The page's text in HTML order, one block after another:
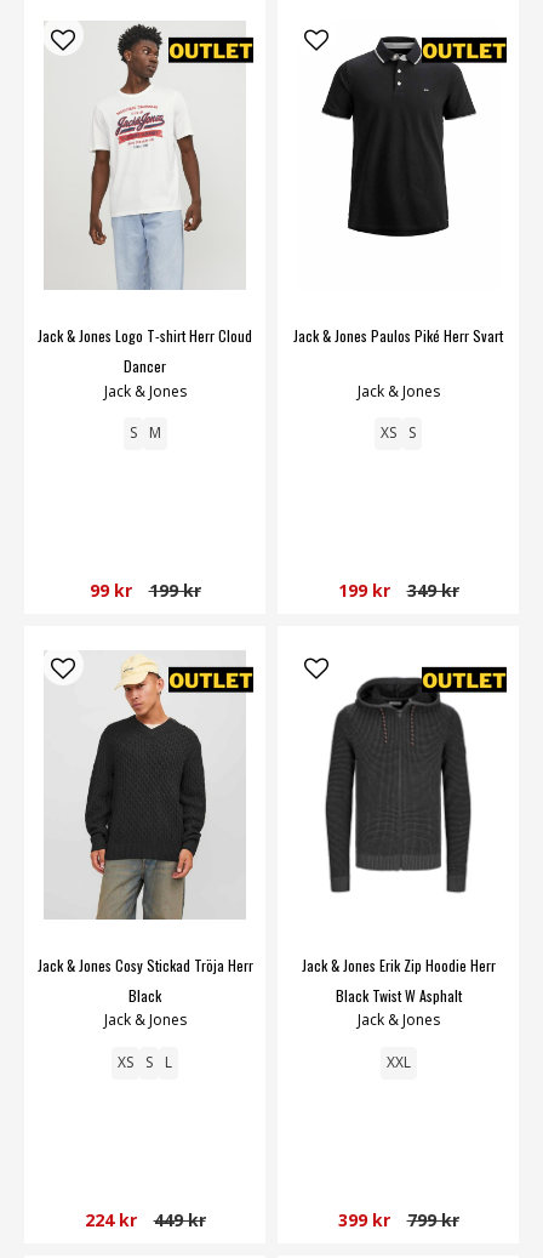
Jack & Jones Logo T-shirt Herr Cloud
Dancer
Jack & Jones
S M
99 kr 199 kr
Jack & Jones Paulos Piké Herr Svart
Jack & Jones
XS S
199 kr 349 kr
Jack & Jones Cosy Stickad Tröja Herr
Black
Jack & Jones
XS S L
224 kr 449 kr
Jack & Jones Erik Zip Hoodie Herr
Black Twist W Asphalt
Jack & Jones
XXL
399 kr 799 kr